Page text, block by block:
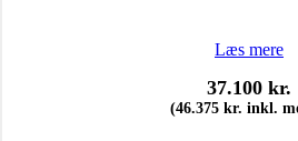
Læs mere
37.100 kr.
(46.375 kr. inkl.